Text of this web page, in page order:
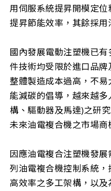
用伺服系統提昇開模定
提昇節能效率，其餘採用
國內發展電動注塑機已
件技術均受限於進口品
整體製造成本過高，不
能減碳的倡導，越來越
構、驅動器及馬達)之研
未來油電複合機之市場商
因應油電複合注塑機發
列油電複合機控制系統
高效率之多工架構，以